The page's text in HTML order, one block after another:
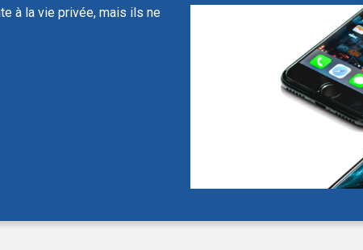
à la vie privée, mais ils ne